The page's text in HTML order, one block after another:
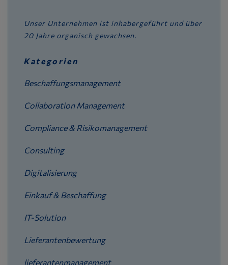
Unser Unternehmen ist inhabergeführt und über
20 Jahre organisch gewachsen.
Kategorien
Beschaffungsmanagement
Collaboration Management
Compliance & Risikomanagement
Consulting
Digitalisierung
Einkauf & Beschaffung
IT-Solution
Lieferantenbewertung
lieferantenmanagement